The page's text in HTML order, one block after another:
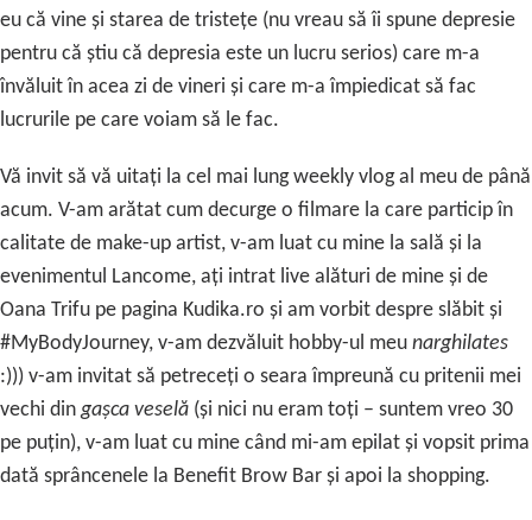
eu că vine și starea de tristețe (nu vreau să îi spune depresie
pentru că știu că depresia este un lucru serios) care m-a
învăluit în acea zi de vineri și care m-a împiedicat să fac
lucrurile pe care voiam să le fac.
Vă invit să vă uitați la cel mai lung weekly vlog al meu de până
acum. V-am arătat cum decurge o filmare la care particip în
calitate de make-up artist, v-am luat cu mine la sală și la
evenimentul Lancome, ați intrat live alături de mine și de
Oana Trifu pe pagina Kudika.ro și am vorbit despre slăbit și
#MyBodyJourney, v-am dezvăluit hobby-ul meu narghilates
:))) v-am invitat să petreceți o seara împreună cu pritenii mei
vechi din gașca veselă (și nici nu eram toți – suntem vreo 30
pe puțin), v-am luat cu mine când mi-am epilat și vopsit prima
dată sprâncenele la Benefit Brow Bar și apoi la shopping.